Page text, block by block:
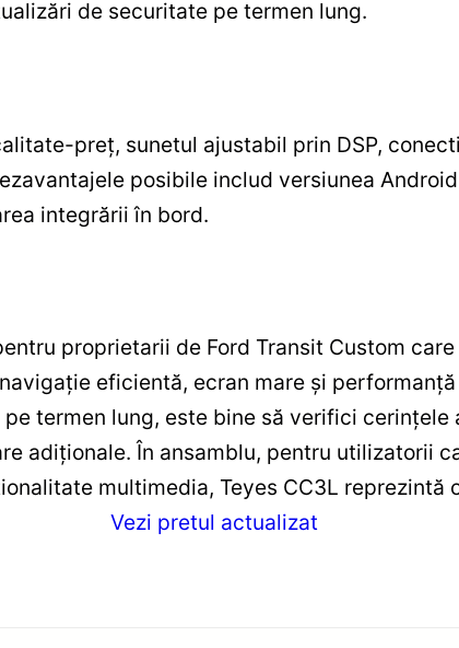
de securitate pe termen lung.
preț, sunetul ajustabil prin DSP,
posibile includ versiunea
integrării în bord.
proprietarii de Ford Transit Custom
eficientă, ecran mare și
termen lung, este bine să verifici
adiționale. În ansamblu, pentru utilizatorii
multimedia, Teyes CC3L reprezintă
Vezi pretul actualizat